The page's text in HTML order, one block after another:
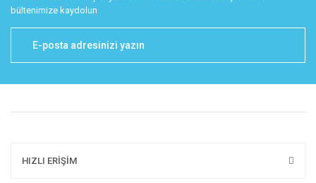
bültenimize kaydolun
HIZLI ERİŞİM